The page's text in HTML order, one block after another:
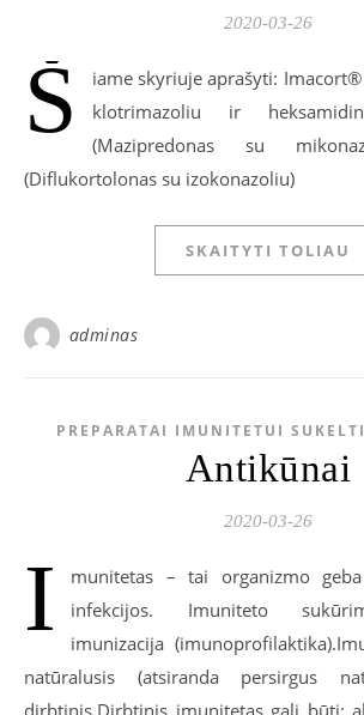
2020-03-26
Š
iame skyriuje aprašyti: Imacort®
klotrimazoliu ir
(Mazipredonas su
(Diflukortolonas su izokonazoliu)
SKAITYTI TOLIAU
adminas
PREPARATAI IMUNITETUI
Antikūnai
2020-03-26
I
munitetas – tai organizmo
infekcijos. Imuniteto
imunizacija
natūralusis (atsiranda persirgus
dirbtinis.Dirbtinis imunitetas gali būti: